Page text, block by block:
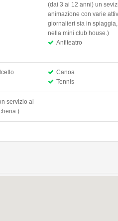
(dai 3 ai 12 anni) un
animazione con varie
giornalieri sia in
nella mini club house.)
Anfiteatro
Canoa
Tennis
servizio al